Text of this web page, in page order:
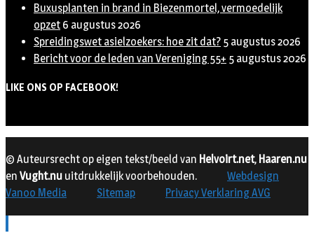
Buxusplanten in brand in Biezenmortel, vermoedelijk
opzet 6 augustus 2026
Spreidingswet asielzoekers: hoe zit dat? 5 augustus 2026
Bericht voor de leden van Vereniging 55+ 5 augustus 2026
LIKE ONS OP FACEBOOK!
© Auteursrecht op eigen tekst/beeld van Helvoirt.net, Haaren.nu
en Vught.nu uitdrukkelijk voorbehouden.
Webdesign
Vanoo Media
Sitemap Privacy Verklaring AVG